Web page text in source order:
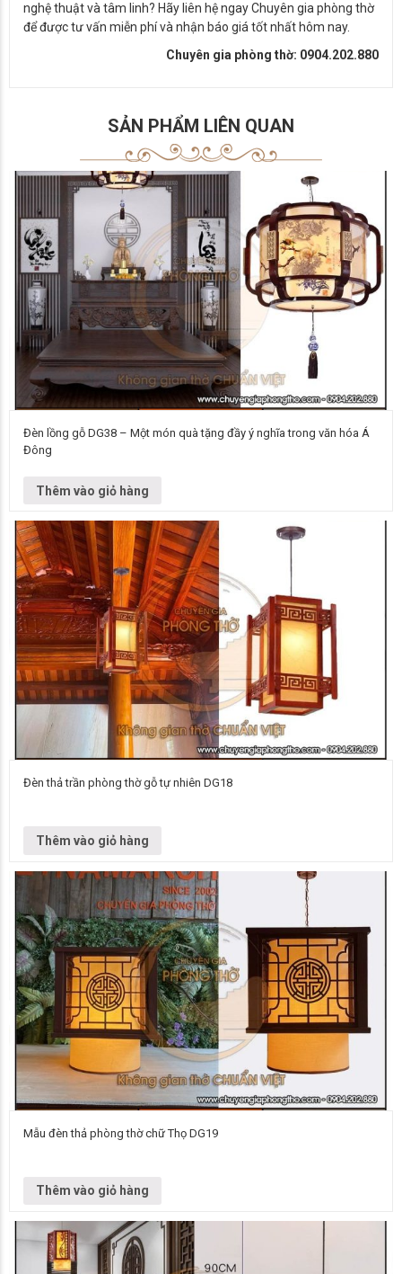
nghệ thuật và tâm linh? Hãy liên hệ ngay Chuyên gia phòng thờ
để được tư vấn miễn phí và nhận báo giá tốt nhất hôm nay.
Chuyên gia phòng thờ: 0904.202.880
SẢN PHẨM LIÊN QUAN
chùm DG38 Kích thước Liên hệ để biết thêm thông tin chi…
Đèn lồng gỗ DG38 – Một món quà tặng đầy ý nghĩa trong văn hóa Á
Đông
Thêm vào giỏ hàng
thả DG18 Kích thước 250×350 mm, liên hệ để biết thêm thông…
Đèn thả trần phòng thờ gỗ tự nhiên DG18
Thêm vào giỏ hàng
thả DG19 Kích thước Cạnh 250 mm, liên hệ để biết thêm…
Mẫu đèn thả phòng thờ chữ Thọ DG19
Thêm vào giỏ hàng